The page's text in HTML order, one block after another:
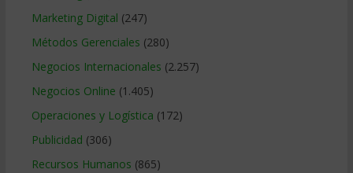
Marketing Digital (247)
Métodos Gerenciales (280)
Negocios Internacionales (2.257)
Negocios Online (1.405)
Operaciones y Logística (172)
Publicidad (306)
Recursos Humanos (865)